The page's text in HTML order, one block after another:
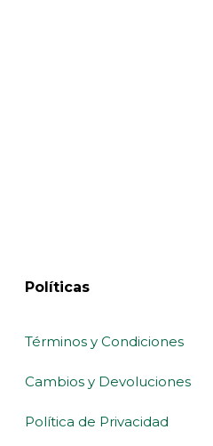
Políticas
Términos y Condiciones
Cambios y Devoluciones
Política de Privacidad